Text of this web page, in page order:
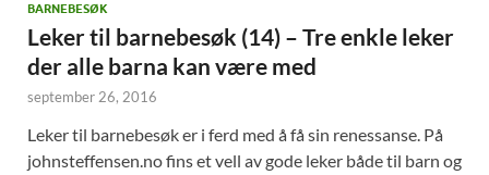
BARNEBESØK
Leker til barnebesøk (14) – Tre enkle leker
der alle barna kan være med
september 26, 2016
Leker til barnebesøk er i ferd med å få sin renessanse. På
johnsteffensen.no fins et vell av gode leker både til barn og